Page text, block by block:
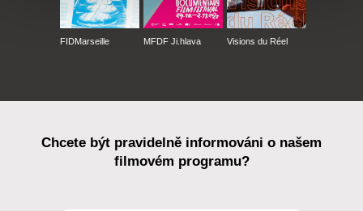
FIDMarseille MFDF Ji.hlava Visions du Réel
Chcete být pravidelně informováni o našem
filmovém programu?